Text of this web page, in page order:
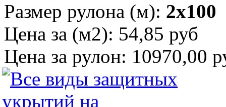
Размер рулона (м): 2х100
Цена за (м2): 54,85 руб
Цена за рулон: 10970,00